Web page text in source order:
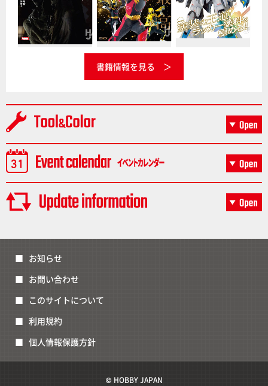
書籍情報を見る
お知らせ
お問い合わせ
このサイトについて
利用規約
個人情報保護方針
© HOBBY JAPAN